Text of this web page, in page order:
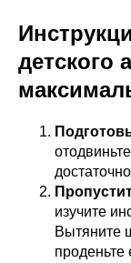
детского
изучите
Вытяните
проденьте